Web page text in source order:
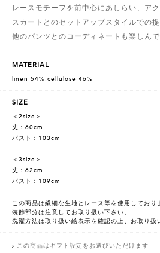
レースモチーフを前中心にあしらい、ア
スカートとのセットアップスタイルでの提
他のパンツとのコーディネートも楽しんで
MATERIAL
linen 54%,cellulose 46%
SIZE
＜2size＞
丈：60cm
バスト：103cm
＜3size＞
丈：62cm
バスト：109cm
この商品は繊細な生地とレース等を使用しており
装飾部分は注意してお取り扱い下さい。
洗濯方法は取り扱い絵表示を確認の上、お取り扱
この商品はギフト設定をお選びいただけます